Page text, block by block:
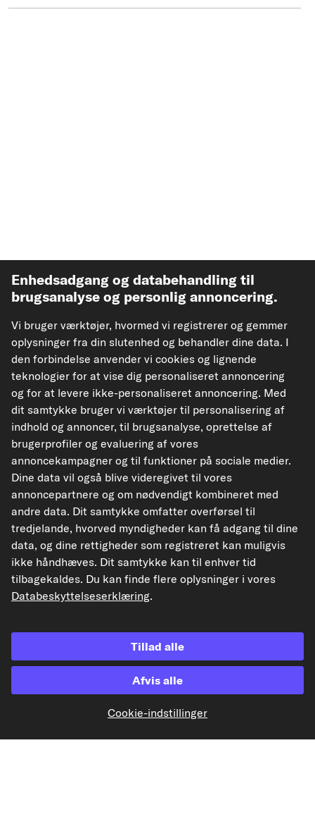
Populære Kategorier
Mere fra carpadoo
Hjælp & Støtte
Juridisk
Accepterede betalingsmåder
Vores fragtpartnere
Enhedsadgang og databehandling til
brugsanalyse og personlig annoncering.
Vi bruger værktøjer, hvormed vi registrerer og gemmer
oplysninger fra din slutenhed og behandler dine data. I
den forbindelse anvender vi cookies og lignende
teknologier for at vise dig personaliseret annoncering
og for at levere ikke-personaliseret annoncering. Med
dit samtykke bruger vi værktøjer til personalisering af
indhold og annoncer, til brugsanalyse, oprettelse af
brugerprofiler og evaluering af vores
annoncekampagner og til funktioner på sociale medier.
Dine data vil også blive videregivet til vores
annoncepartnere og om nødvendigt kombineret med
andre data. Dit samtykke omfatter overførsel til
tredjelande, hvorved myndigheder kan få adgang til dine
data, og dine rettigheder som registreret kan muligvis
ikke håndhæves. Dit samtykke kan til enhver tid
tilbagekaldes. Du kan finde flere oplysninger i vores
Databeskyttelseserklæring.
Tillad alle
Afvis alle
Cookie-indstillinger